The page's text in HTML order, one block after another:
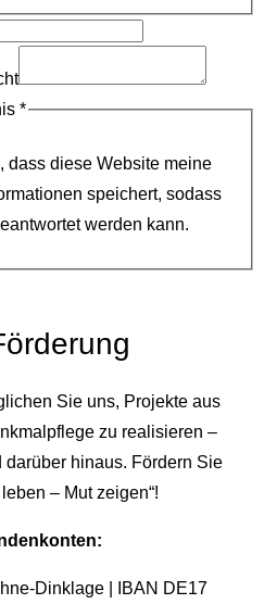
*
dass diese Website meine
speichert, sodass
werden kann.
Sie uns, Projekte aus
zu realisieren –
darüber hinaus. Fördern Sie
– Mut zeigen“!
Dinklage | IBAN DE17